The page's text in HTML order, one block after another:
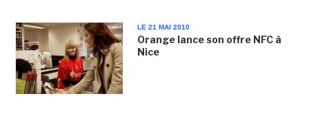
LE 21 MAI 2010
Orange lance son offre NFC à
Nice